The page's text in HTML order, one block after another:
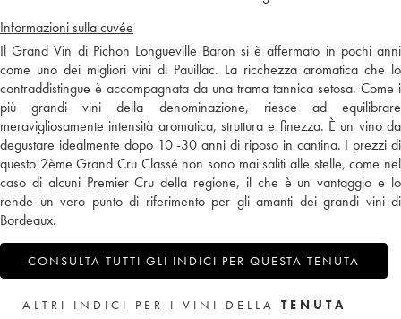
Informazioni sulla cuvée
Il Grand Vin di Pichon Longueville Baron si è affermato in pochi anni
come uno dei migliori vini di Pauillac. La ricchezza aromatica che lo
contraddistingue è accompagnata da una trama tannica setosa. Come i
più grandi vini della denominazione, riesce ad equilibrare
meravigliosamente intensità aromatica, struttura e finezza. È un vino da
degustare idealmente dopo 10 -30 anni di riposo in cantina. I prezzi di
questo 2ème Grand Cru Classé non sono mai saliti alle stelle, come nel
caso di alcuni Premier Cru della regione, il che è un vantaggio e lo
rende un vero punto di riferimento per gli amanti dei grandi vini di
Bordeaux.
CONSULTA TUTTI GLI INDICI PER QUESTA TENUTA
ALTRI INDICI PER I VINI DELLA TENUTA